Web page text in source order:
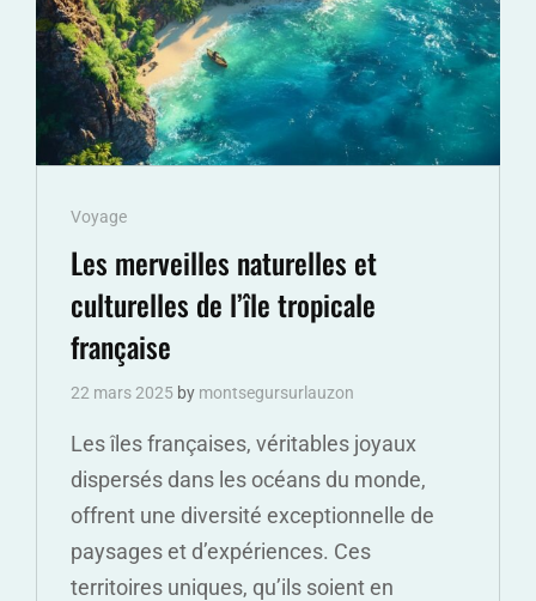
SANS
PERMIS
Cat
Links
Voyage
Les merveilles naturelles et
culturelles de l’île tropicale
française
22 mars 2025 by montsegursurlauzon
Les îles françaises, véritables joyaux
dispersés dans les océans du monde,
offrent une diversité exceptionnelle de
paysages et d’expériences. Ces
territoires uniques, qu’ils soient en